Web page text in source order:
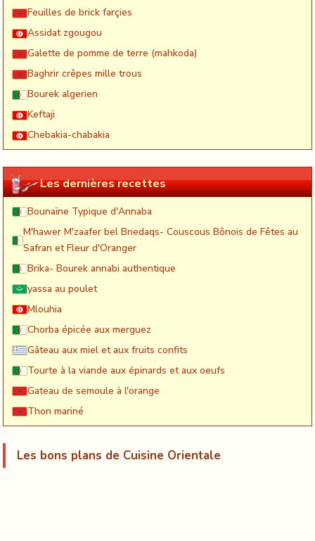
Feuilles de brick farçies
Assidat zgougou
Galette de pomme de terre (mahkoda)
Baghrir crêpes mille trous
Bourek algerien
Keftaji
Chebakia-chabakia
Les dernières recettes
Bounaïne Typique d'Annaba
M'hawer M'zaafer bel Bnedaqs- Couscous Bônois de Fêtes au
Safran et Fleur d'Oranger
Brika- Bourek annabi authentique
yassa au poulet
Mlouhia
Chorba épicée aux merguez
Gâteau aux miel et aux fruits confits
Tourte à la viande aux épinards et aux oeufs
Gateau de semoule à l'orange
Thon mariné
Les bons plans de Cuisine Orientale